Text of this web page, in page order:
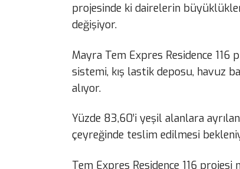
projesinde ki dairelerin
değişiyor.
Mayra Tem Expres Residence
sistemi, kış lastik deposu, havuz
alıyor.
Yüzde 83,60’i yeşil alanlara
çeyreğinde teslim edilmesi
Tem Expres Residence 116